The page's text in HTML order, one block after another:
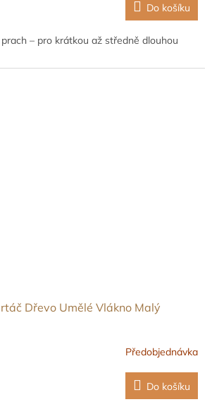
Do košíku
– pro krátkou až středně dlouhou
Dřevo Umělé Vlákno Malý
Předobjednávka
Do košíku